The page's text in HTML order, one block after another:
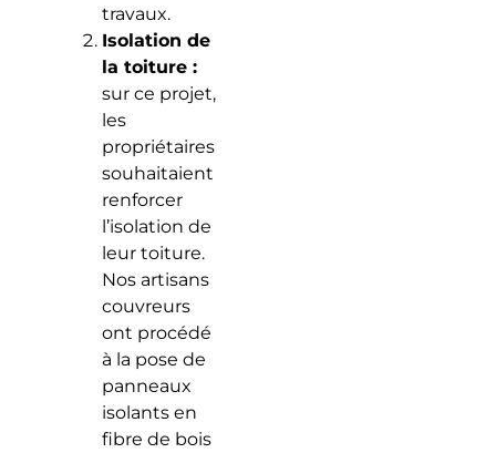
travaux.
Isolation de
la toiture :
sur ce projet,
les
propriétaires
souhaitaient
renforcer
l’isolation de
leur toiture.
Nos artisans
couvreurs
ont procédé
à la pose de
panneaux
isolants en
fibre de bois